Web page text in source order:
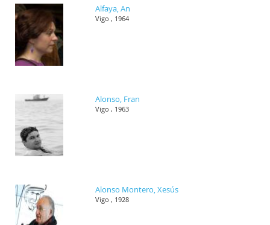
Alfaya, An
Vigo , 1964
Alonso, Fran
Vigo , 1963
Alonso Montero, Xesús
Vigo , 1928